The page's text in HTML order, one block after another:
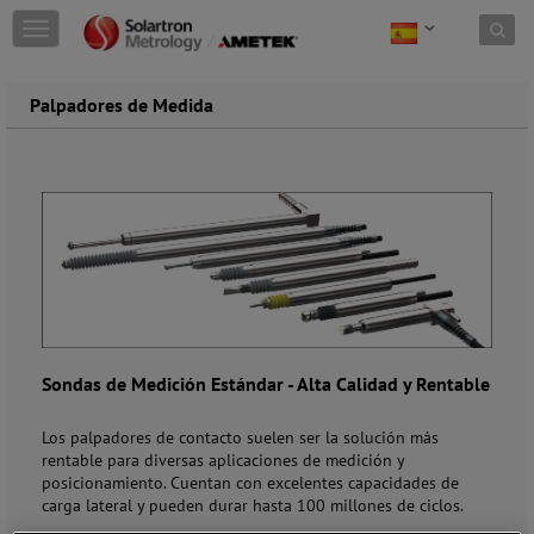
Skip to content
T
o
g
a
o
Palpadores de Medida
Sondas de Medición Estándar - Alta Calidad y Rentable
Los palpadores de contacto suelen ser la solución más
rentable para diversas aplicaciones de medición y
posicionamiento. Cuentan con excelentes capacidades de
carga lateral y pueden durar hasta 100 millones de ciclos.